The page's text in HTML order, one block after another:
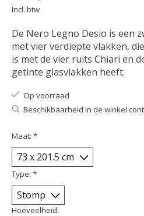
Incl. btw
De Nero Legno Desio is een
met vier verdiepte vlakken,
is met de vier ruits Chiari en
getinte glasvlakken heeft.
Op voorraad
Beschikbaarheid in de winkel
Maat: *
Type: *
Hoeveelheid: